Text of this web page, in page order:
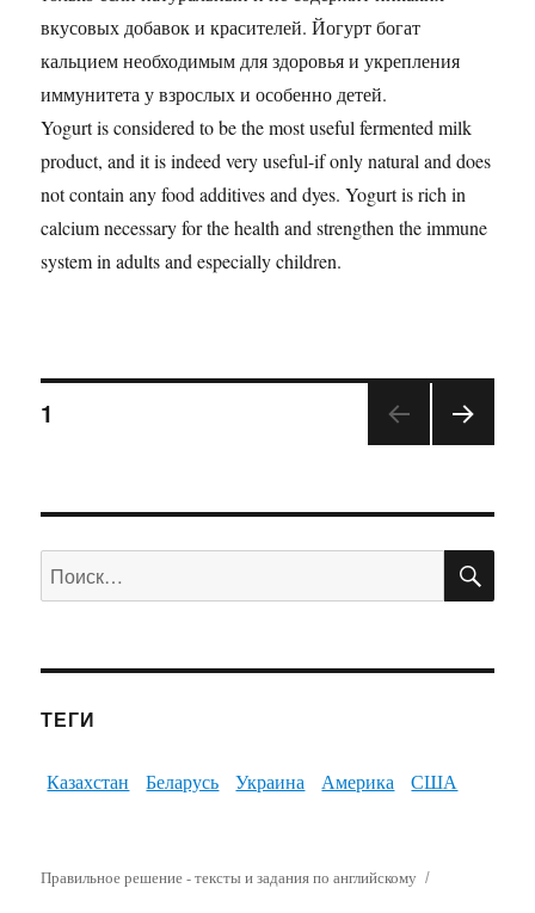
вкусовых добавок и красителей. Йогурт богат
кальцием необходимым для здоровья и укрепления
иммунитета у взрослых и особенно детей.
Yogurt is considered to be the most useful fermented milk
product, and it is indeed very useful-if only natural and does
not contain any food additives and dyes. Yogurt is rich in
calcium necessary for the health and strengthen the immune
system in adults and especially children.
1
Искать:
ТЕГИ
Казахстан Беларусь Украина Америка США
Правильное решение - тексты и задания по английскому